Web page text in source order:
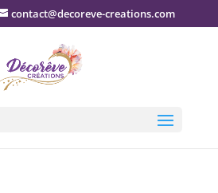
contact@decoreve-creations.com